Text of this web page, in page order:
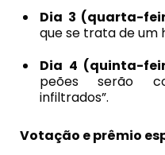
Dia 3 (quarta-
que se trata de um
Dia 4 (quinta-
peões serão
infiltrados”.
Votação e prêmio